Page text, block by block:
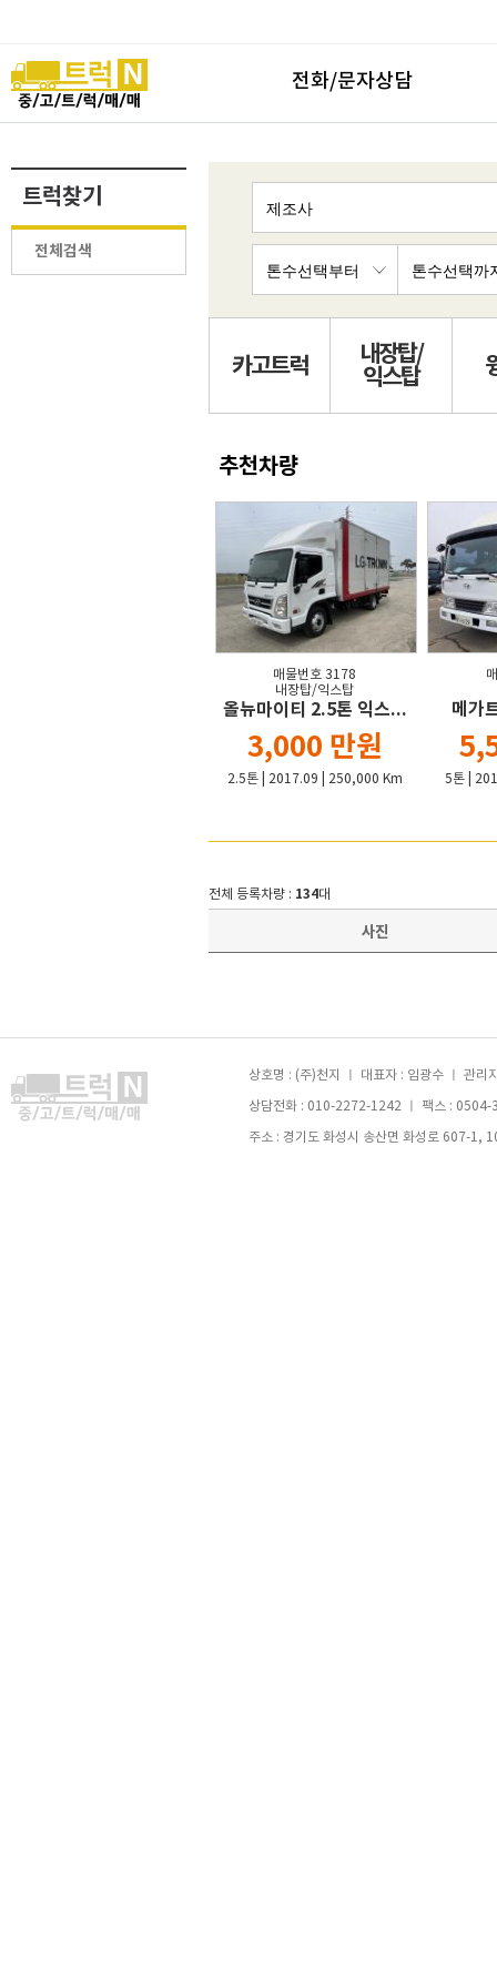
전화/문자상담
트럭찾기
전체검색
카고트럭
내장탑/
익스탑
추천차량
매물번호 3178
내장탑/익스탑
올뉴마이티 2.5톤 익스...
3,000 만원
2.5톤 2017.09 250,000 Km
메가
5톤
전체 등록차량 : 134대
사진
상호명 : (주)천지 ㅣ 대표자 : 임광수 ㅣ 관
상담전화 : 010-2272-1242 ㅣ 팩스 :
주소 : 경기도 화성시 송산면 화성로 607-